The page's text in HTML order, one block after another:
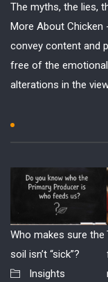
The myths, the lies,
More About
convey content and
free of the
alterations in the
Who makes sure the
soil isn’t “sick”?
Insights